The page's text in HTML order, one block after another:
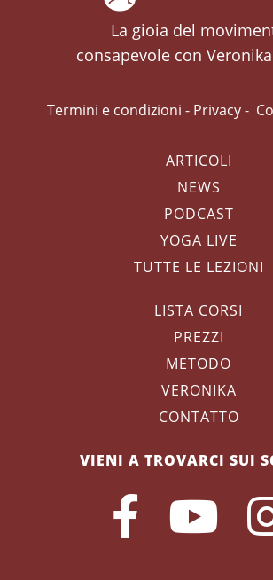
La gioia del
consapevole con
Termini e condizioni - Privacy-
ARTICOLI
NEWS
PODCAST
YOGA LIVE
TUTTE LE LEZIONI
LISTA CORSI
PREZZI
METODO
VERONIKA
CONTATTO
VIENI A TROVARCI SUI